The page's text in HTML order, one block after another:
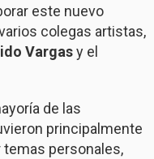
este nuevo
colegas artistas,
Vargasy el
de las
principalmente
personales,